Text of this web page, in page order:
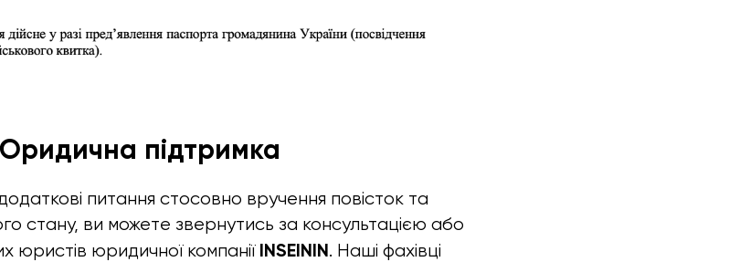
підтримка
питання стосовно вручення повісток та
стану, ви можете звернутись за консультацією або
юристів юридичної компанії INSEININ. Наші фахівці